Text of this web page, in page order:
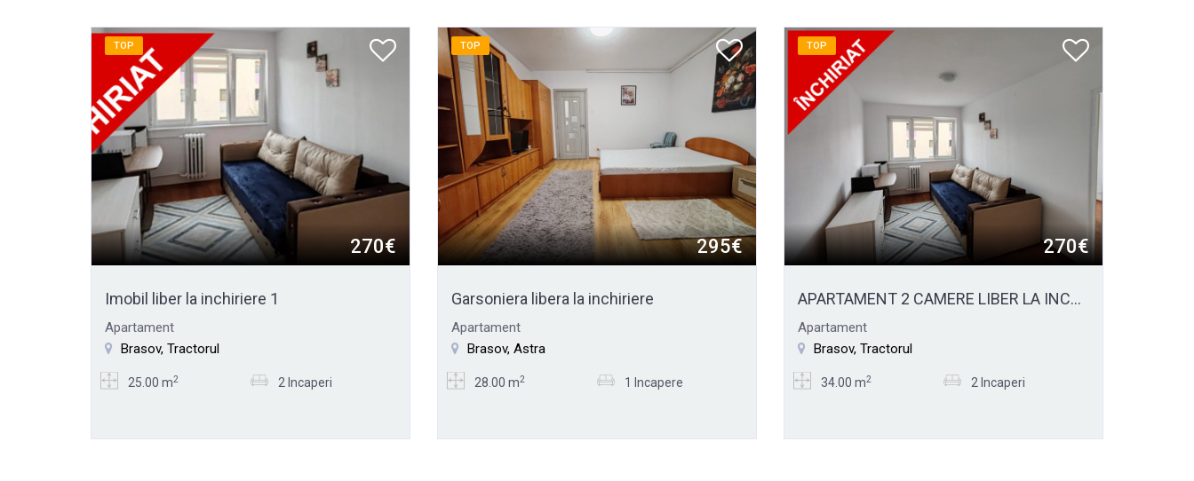
TOP
270€
Imobil liber la inchiriere 1
Apartament
Brasov, Tractorul
25.00 m2 2 Incaperi
TOP
295€
Garsoniera libera la inchiriere
Apartament
Brasov, Astra
28.00 m2 1 Incapere
TOP
270€
APARTAMENT 2 CAMERE LIBER LA INCHIRIERE
Apartament
Brasov, Tractorul
34.00 m2 2 Incaperi